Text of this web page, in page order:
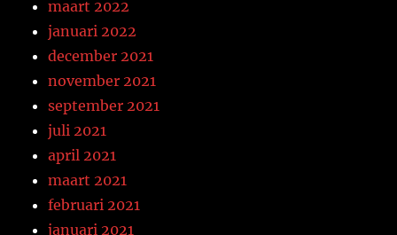
maart 2022
januari 2022
december 2021
november 2021
september 2021
juli 2021
april 2021
maart 2021
februari 2021
januari 2021